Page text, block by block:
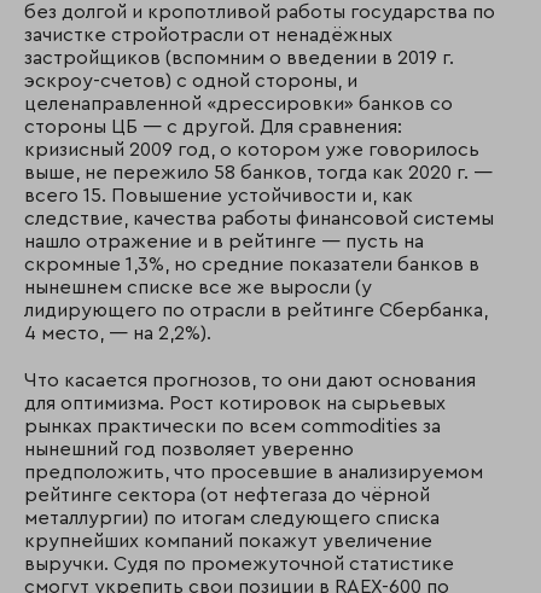
без долгой и кропотливой работы государства по
зачистке стройотрасли от ненадёжных
застройщиков (вспомним о введении в 2019 г.
эскроу-счетов) с одной стороны, и
целенаправленной «дрессировки» банков со
стороны ЦБ — с другой. Для сравнения:
кризисный 2009 год, о котором уже говорилось
выше, не пережило 58 банков, тогда как 2020 г. —
всего 15. Повышение устойчивости и, как
следствие, качества работы финансовой системы
нашло отражение и в рейтинге — пусть на
скромные 1,3%, но средние показатели банков в
нынешнем списке все же выросли (у
лидирующего по отрасли в рейтинге Сбербанка,
4 место, — на 2,2%).
Что касается прогнозов, то они дают основания
для оптимизма. Рост котировок на сырьевых
рынках практически по всем commodities за
нынешний год позволяет уверенно
предположить, что просевшие в анализируемом
рейтинге сектора (от нефтегаза до чёрной
металлургии) по итогам следующего списка
крупнейших компаний покажут увеличение
выручки. Судя по промежуточной статистике
смогут укрепить свои позиции в RAEX-600 по